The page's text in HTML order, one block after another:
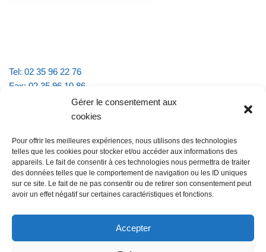
Gérer le consentement aux
cookies
Pour offrir les meilleures expériences, nous utilisons des technologies
telles que les cookies pour stocker et/ou accéder aux informations des
appareils. Le fait de consentir à ces technologies nous permettra de traiter
des données telles que le comportement de navigation ou les ID uniques
sur ce site. Le fait de ne pas consentir ou de retirer son consentement peut
avoir un effet négatif sur certaines caractéristiques et fonctions.
Accepter
Tel: 02 35 96 22 76
Fax: 02 35 96 10 86
Email : mairie.vattevillelarue@wanadoo.fr
lundi et jeudi de 9h à 11h30
mardi et vendredi de 16h à 18h30